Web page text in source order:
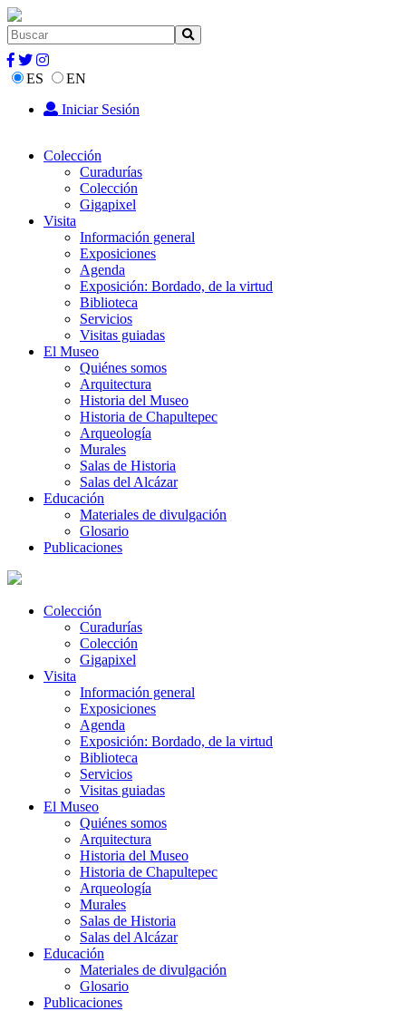
ES
EN
Iniciar Sesión
Colección
Curadurías
Colección
Gigapixel
Visita
Información general
Exposiciones
Agenda
Exposición: Bordado, de la virtud
Biblioteca
Servicios
Visitas guiadas
El Museo
Quiénes somos
Arquitectura
Historia del Museo
Historia de Chapultepec
Arqueología
Murales
Salas de Historia
Salas del Alcázar
Educación
Materiales de divulgación
Glosario
Publicaciones
Colección
Curadurías
Colección
Gigapixel
Visita
Información general
Exposiciones
Agenda
Exposición: Bordado, de la virtud
Biblioteca
Servicios
Visitas guiadas
El Museo
Quiénes somos
Arquitectura
Historia del Museo
Historia de Chapultepec
Arqueología
Murales
Salas de Historia
Salas del Alcázar
Educación
Materiales de divulgación
Glosario
Publicaciones